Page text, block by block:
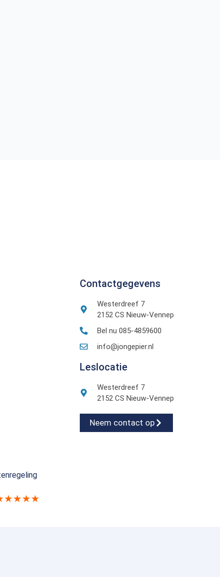
Contactgegevens
Westerdreef 7
2152 CS Nieuw-Vennep
Bel nu 085-4859600
info@jongepier.nl
Leslocatie
Westerdreef 7
2152 CS Nieuw-Vennep
Neem contact op